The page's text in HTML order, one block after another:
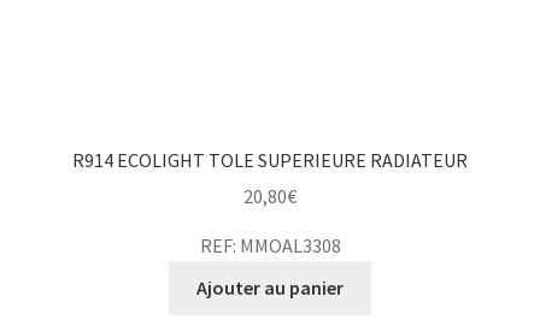
R914 ECOLIGHT TOLE SUPERIEURE RADIATEUR
20,80€
REF: MMOAL3308
Ajouter au panier